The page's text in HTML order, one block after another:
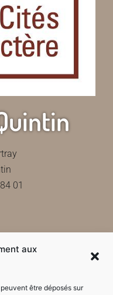
aux
être déposés sur
01
la mairie